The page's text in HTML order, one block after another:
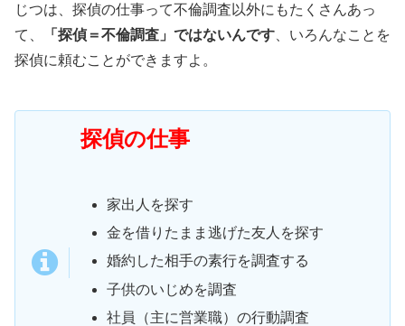
じつは、探偵の仕事って不倫調査以外にもたくさんあっ
て、
「探偵＝不倫調査」ではないんです 、いろんなことを
探偵に頼むことができますよ。
探偵の仕事
家出人を探す
金を借りたまま逃げた友人を探す
婚約した相手の素行を調査する
子供のいじめを調査
社員（主に営業職）の行動調査